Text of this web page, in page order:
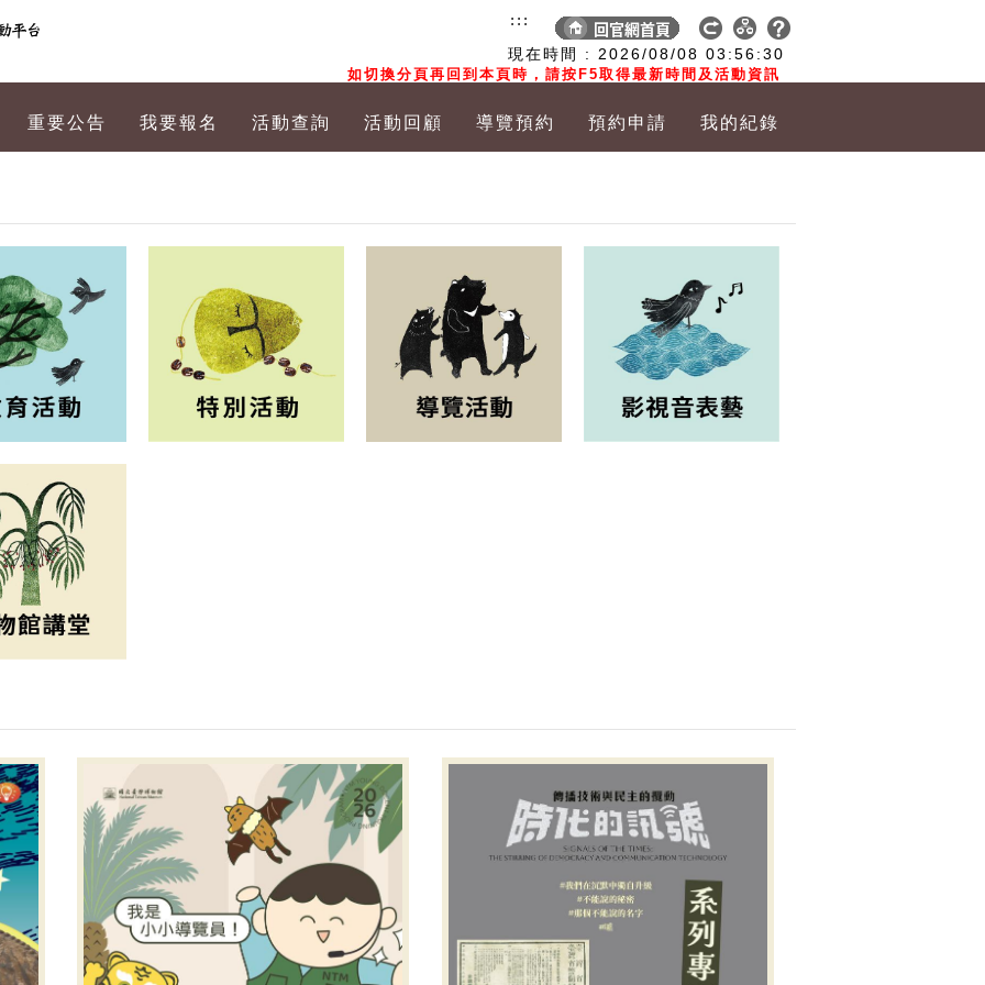
現在時間 : 2026/08/08 03:56:31
如切換分頁再回到本頁時，請按F5取得最新時間及活動資訊
:::
重要公告 我要報名 活動查詢 活動回顧 導覽預約 預約申請 我的紀錄